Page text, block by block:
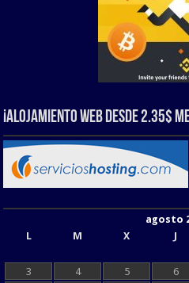
¡Alojamiento web Desde 2.35$
agosto
L
M X J
3
4 5 6